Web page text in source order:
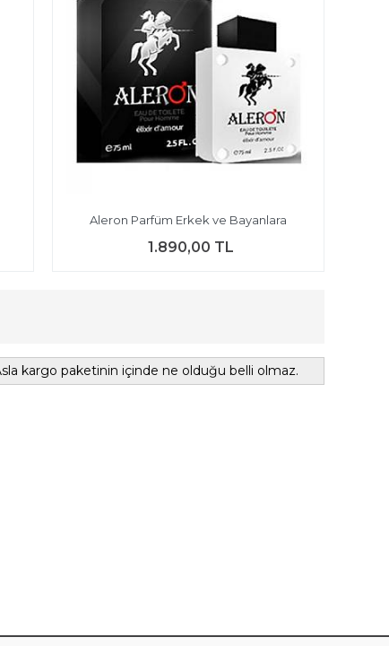
Aleron Parfüm Erkek ve Bayanlara
1.890,00 TL
kargo paketinin içinde ne olduğu belli olmaz.